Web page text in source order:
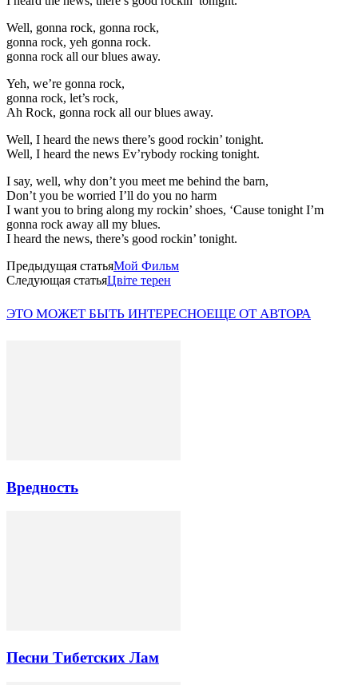
Well, gonna rock, gonna rock,
gonna rock, yeh gonna rock.
gonna rock all our blues away.
Yeh, we’re gonna rock,
gonna rock, let’s rock,
Ah Rock, gonna rock all our blues away.
Well, I heard the news there’s good rockin’ tonight.
Well, I heard the news Ev’rybody rocking tonight.
I say, well, why don’t you meet me behind the barn,
Don’t you be worried I’ll do you no harm
I want you to bring along my rockin’ shoes, ‘Cause tonight I’m
gonna rock away all my blues.
I heard the news, there’s good rockin’ tonight.
Предыдущая статьяМой Фильм
Следующая статьяЦвіте терен
ЭТО МОЖЕТ БЫТЬ ИНТЕРЕСНОЕЩЕ ОТ АВТОРА
Вредность
Песни Тибетских Лам